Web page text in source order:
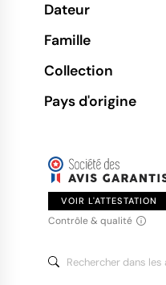
Dateur
Famille
Collection
Pays d'origine
VOIR L'ATTESTATION
Contrôle & qualité